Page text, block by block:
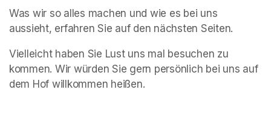
Was wir so alles machen und wie es bei uns
aussieht, erfahren Sie auf den nächsten Seiten.
Vielleicht haben Sie Lust uns mal besuchen zu
kommen. Wir würden Sie gern persönlich bei uns auf
dem Hof willkommen heißen.